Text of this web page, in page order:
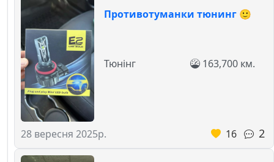
Противотуманки тюнинг 🙂
28 вересня 2025р.
Тюнінг 163,700 км.
16 2